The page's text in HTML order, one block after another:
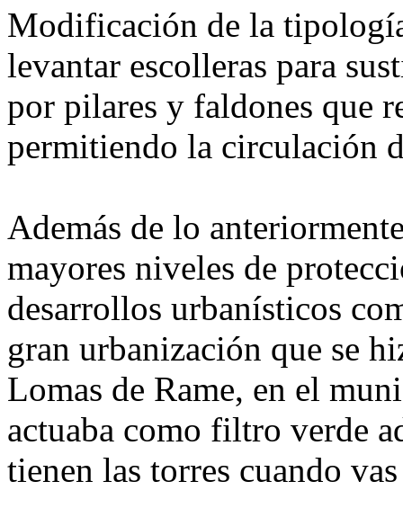
Modificación de la
levantar escolleras para
por pilares y faldones que
permitiendo la circulación
Además de lo
mayores niveles de
desarrollos urbanísticos
gran urbanización que se
Lomas de Rame, en el
actuaba como filtro verde
tienen las torres cuando